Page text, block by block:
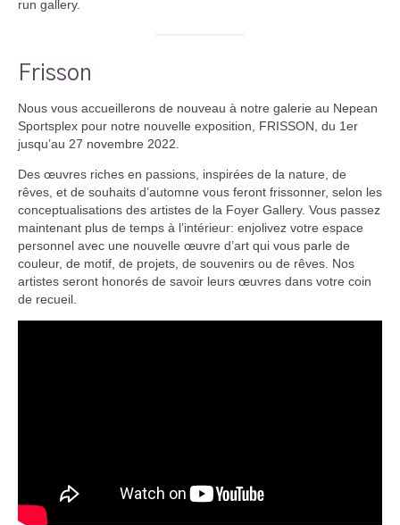
run gallery.
Frisson
Nous vous accueillerons de nouveau à notre galerie au Nepean
Sportsplex pour notre nouvelle exposition, FRISSON, du 1er
jusqu’au 27 novembre 2022.
Des œuvres riches en passions, inspirées de la nature, de
rêves, et de souhaits d’automne vous feront frissonner, selon les
conceptualisations des artistes de la Foyer Gallery. Vous passez
maintenant plus de temps à l’intérieur: enjolivez votre espace
personnel avec une nouvelle œuvre d’art qui vous parle de
couleur, de motif, de projets, de souvenirs ou de rêves. Nos
artistes seront honorés de savoir leurs œuvres dans votre coin
de recueil.